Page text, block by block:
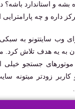
بشه و استاندارد باشه؟
داره و چه
وب سایتتونو به
به یه هدف تلاش کرد.
جستجو خیلی
و کاربر زودتر